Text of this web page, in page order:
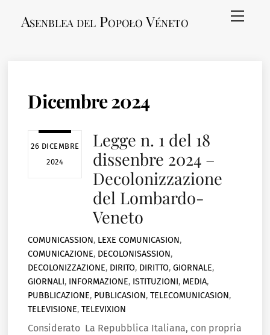
Menu
Asenblea del Popoło Véneto
Dicembre 2024
26 DICEMBRE
2024
Legge n. 1 del 18
dissenbre 2024 –
Decolonizzazione
del Lombardo-
Veneto
COMUNICASSION, LEXE COMUNICASION,
COMUNICAZIONE, DECOLONISASSION,
DECOLONIZZAZIONE, DIRITO, DIRITTO,GIORNALE,
GIORNALI, INFORMAZIONE, ISTITUZIONI, MEDIA,
PUBBLICAZIONE, PUBLICASION,TELECOMUNICASION,
TELEVISIONE,TELEVIXION
Considerato La Repubblica Italiana, con propria